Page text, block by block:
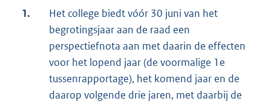
1.
Het college biedt vóór 30 juni van het
begrotingsjaar aan de raad een
perspectiefnota aan met daarin de effecten
voor het lopend jaar (de voormalige 1e
tussenrapportage), het komend jaar en de
daarop volgende drie jaren, met daarbij de